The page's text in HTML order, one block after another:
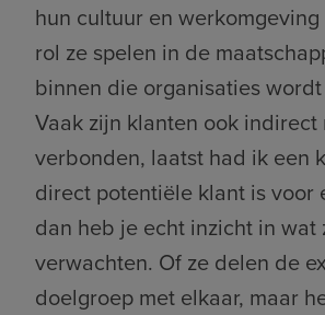
hun cultuur en
rol ze spelen in de
binnen die organisaties
Vaak zijn klanten ook indirect
verbonden, laatst had ik een
direct potentiële klant is voor
dan heb je echt inzicht in wat
verwachten. Of ze delen de
doelgroep met elkaar, maar